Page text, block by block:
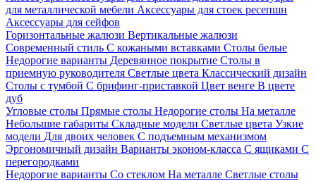
для металлической мебели Аксессуары для стоек ресепшн
Аксессуары для сейфов
Горизонтальные жалюзи Вертикальные жалюзи
Современный стиль С кожаными вставками Столы белые
Недорогие варианты Деревянное покрытие Столы в
приемную руководителя Светлые цвета Классический дизайн
Столы с тумбой С брифинг-приставкой Цвет венге В цвете
дуб
Угловые столы Прямые столы Недорогие столы На металле
Небольшие габариты Складные модели Светлые цвета Узкие
модели Для двоих человек С подъемным механизмом
Эргономичный дизайн Варианты эконом-класса С ящиками С
перегородками
Недорогие варианты Со стеклом На металле Светлые столы